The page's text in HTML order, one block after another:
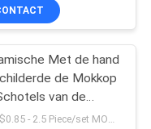
het
22
Met de hand
de Mokkop
van de
90cc